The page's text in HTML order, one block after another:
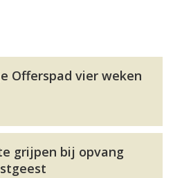
Offerspad vier weken
grijpen bij opvang